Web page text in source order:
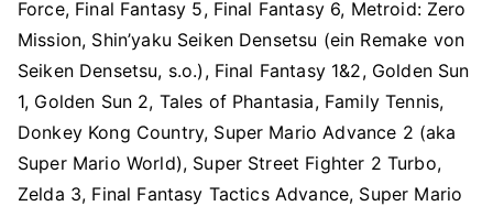
Force, Final Fantasy 5, Final Fantasy 6, Metroid: Zero
Mission, Shin’yaku Seiken Densetsu (ein Remake von
Seiken Densetsu, s.o.), Final Fantasy 1&2, Golden Sun
1, Golden Sun 2, Tales of Phantasia, Family Tennis,
Donkey Kong Country, Super Mario Advance 2 (aka
Super Mario World), Super Street Fighter 2 Turbo,
Zelda 3, Final Fantasy Tactics Advance, Super Mario